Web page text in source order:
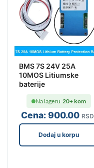
BMS 7S 24V 25A
10MOS Litiumske
baterije
Cena:900.00 RSD
Na lageru 20+ kom
Dodaj u korpu